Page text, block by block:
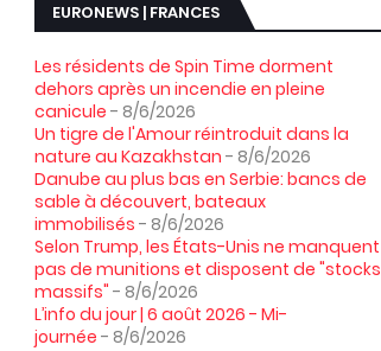
EURONEWS | FRANCES
Les résidents de Spin Time dorment
dehors après un incendie en pleine
canicule - 8/6/2026
Un tigre de l'Amour réintroduit dans la
nature au Kazakhstan - 8/6/2026
Danube au plus bas en Serbie: bancs de
sable à découvert, bateaux
immobilisés - 8/6/2026
Selon Trump, les États-Unis ne manquent
pas de munitions et disposent de "stocks
massifs" - 8/6/2026
L’info du jour | 6 août 2026 - Mi-
journée - 8/6/2026